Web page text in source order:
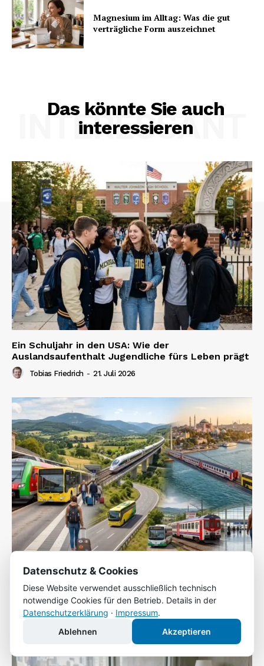
Magnesium im Alltag: Was die gut
verträgliche Form auszeichnet
Das könnte Sie auch
interessieren
INTERESSANT
Ein Schuljahr in den USA: Wie der
Auslandsaufenthalt Jugendliche fürs Leben prägt
Tobias Friedrich - 21. Juli 2026
bis nach Istanbul
Tobias Friedrich - 14. Juli 2026
Datenschutz & Cookies
Diese Website verwendet ausschließlich technisch
notwendige Cookies für den Betrieb. Details in der
Datenschutzerklärung · Impressum.
Ablehnen
Akzeptieren